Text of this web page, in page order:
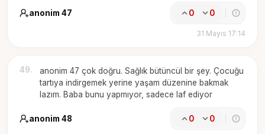
anonim 47 0 0
31 Mayıs 17:14
49.
anonim 47 çok doğru. Sağlık bütüncül bir şey. Çocuğu
tartıya indirgemek yerine yaşam düzenine bakmak
lazım. Baba bunu yapmıyor, sadece laf ediyor
anonim 48 0 0